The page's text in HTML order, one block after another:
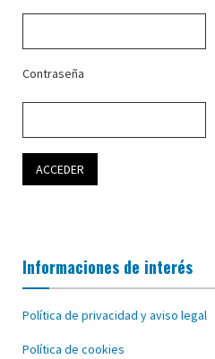
Contraseña
Informaciones de interés
Política de privacidad y aviso legal
Política de cookies